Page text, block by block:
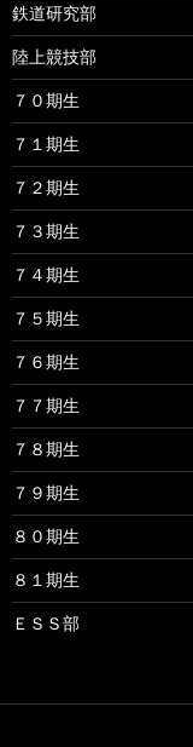
鉄道研究部
陸上競技部
７０期生
７１期生
７２期生
７３期生
７４期生
７５期生
７６期生
７７期生
７８期生
７９期生
８０期生
８１期生
ＥＳＳ部